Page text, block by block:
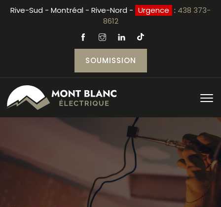
Rive-Sud - Montréal - Rive-Nord - Urgence : 438 373-
8612
SOUMISSION